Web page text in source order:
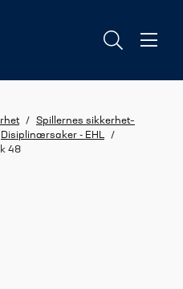
/
Spillernes sikkerhet–
Disiplinærsaker - EHL
/
48